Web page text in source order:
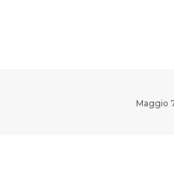
Maggio